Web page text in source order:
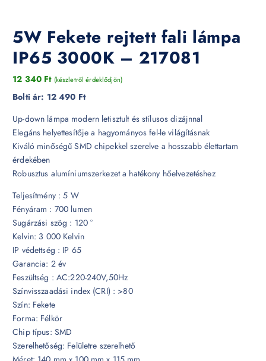
5W Fekete rejtett fali lámpa
IP65 3000K – 217081
12 340 Ft (készletről érdeklődjön)
Bolti ár: 12 490 Ft
Up-down lámpa modern letisztult és stílusos dizájnnal
Elegáns helyettesítője a hagyományos fel-le világításnak
Kiváló minőségű SMD chipekkel szerelve a hosszabb élettartam
érdekében
Robusztus alumíniumszerkezet a hatékony hőelvezetéshez
Teljesítmény : 5 W
Fényáram : 700 lumen
Sugárzási szög : 120 °
Kelvin: 3 000 Kelvin
IP védettség : IP 65
Garancia: 2 év
Feszültség : AC:220-240V,50Hz
Színvisszaadási index (CRI) : >80
Szín: Fekete
Forma: Félkör
Chip típus: SMD
Szerelhetőség: Felületre szerelhető